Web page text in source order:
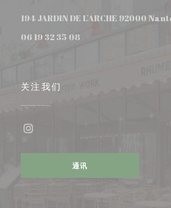
194 JARDIN DE L'ARCHE 92000
06 19 32 35 08
关注我们
通讯